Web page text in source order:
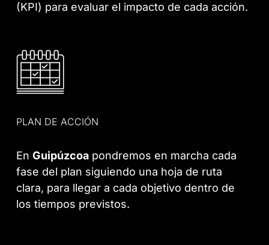
(KPI) para evaluar el impacto de cada acción.
PLAN DE ACCIÓN
EnGuipúzcoa pondremos en marcha cada
fase del plan siguiendo una hoja de ruta
clara, para llegar a cada objetivo dentro de
los tiempos previstos.